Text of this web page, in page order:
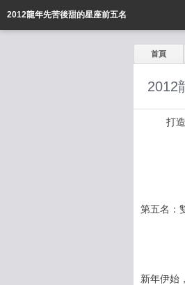
2012龍年先苦後甜的星座前五名
首頁
2012
打
第五名：
新年伊始